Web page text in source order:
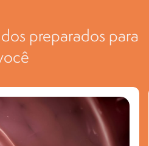
preparados para